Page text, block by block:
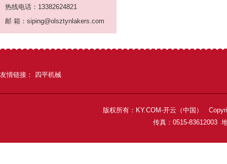
热线电话：13382624821
邮 箱：siping@olsztynlakers.com
友情链接： 四平机械
版权所有：KY.COM-开云（中国）
传真：0515-83612003